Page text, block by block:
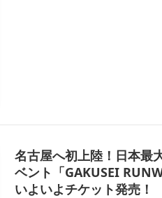
名古屋へ初上陸！日本最
ベント「GAKUSEI
いよいよチケット発売！